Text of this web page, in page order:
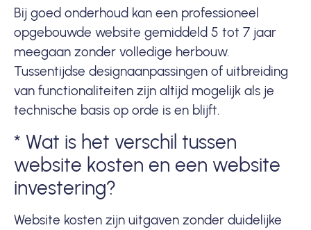
Bij goed onderhoud kan een professioneel
opgebouwde website gemiddeld 5 tot 7 jaar
meegaan zonder volledige herbouw.
Tussentijdse designaanpassingen of uitbreiding
van functionaliteiten zijn altijd mogelijk als je
technische basis op orde is en blijft.
* Wat is het verschil tussen
website kosten en een website
investering?
Website kosten zijn uitgaven zonder duidelijke